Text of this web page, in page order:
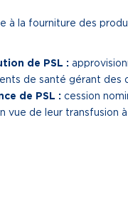
à la fourniture des
de PSL :
de santé gérant des
de PSL : cession
vue de leur transfusion